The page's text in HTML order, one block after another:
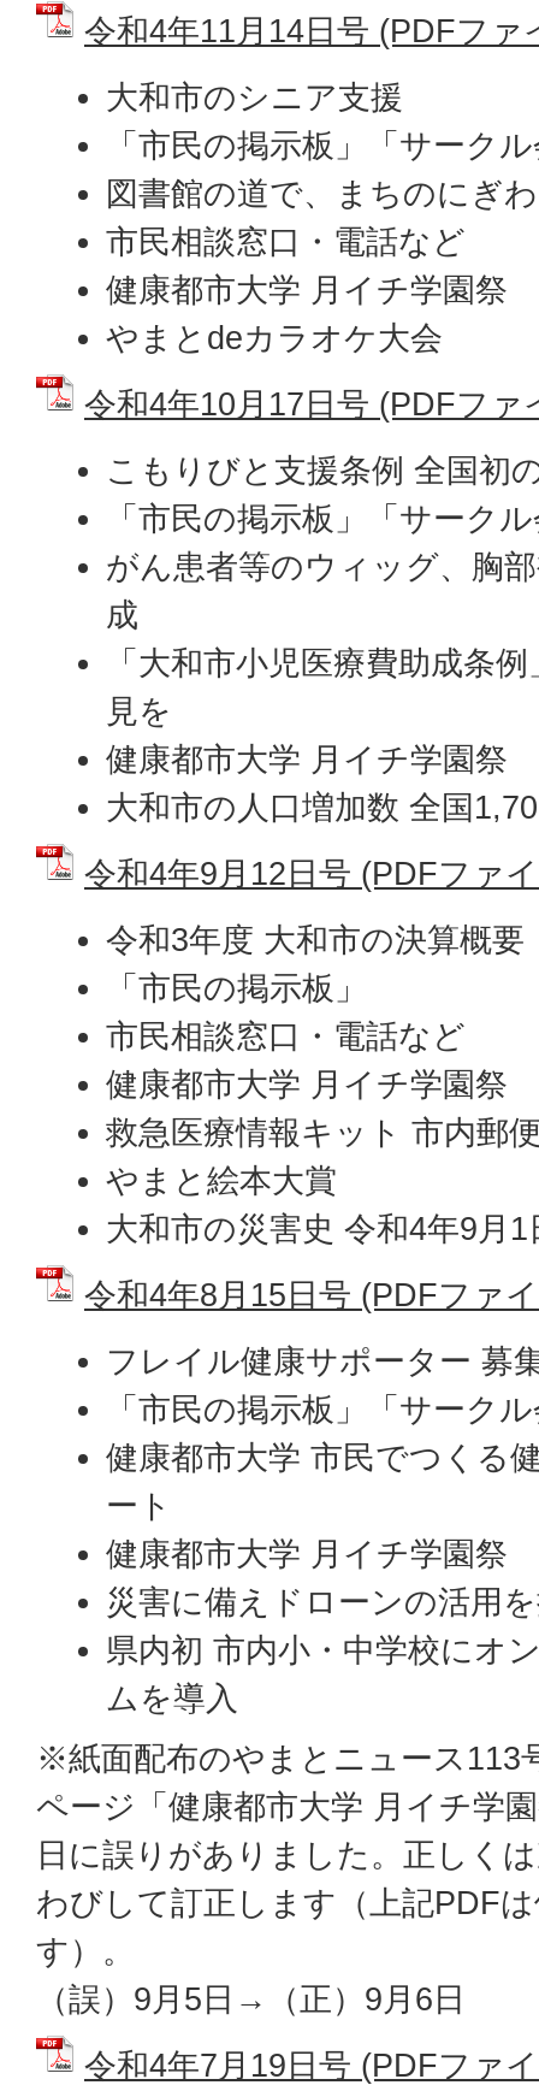
令和4年11月14日号 (PDFファ
大和市のシニア支援
「市民の掲示板」「サーク
図書館の道で、まちのにぎ
市民相談窓口・電話など
健康都市大学 月イチ学園祭
やまとdeカラオケ大会
令和4年10月17日号 (PDFファ
こもりびと支援条例 全国初
「市民の掲示板」「サーク
がん患者等のウィッグ、胸
成
「大和市小児医療費助成条
見を
健康都市大学 月イチ学園祭
大和市の人口増加数 全国
令和4年9月12日号 (PDFファ
令和3年度 大和市の決算概要
「市民の掲示板」
市民相談窓口・電話など
健康都市大学 月イチ学園祭
救急医療情報キット 市内郵
やまと絵本大賞
大和市の災害史 令和4年9月1
令和4年8月15日号 (PDFファ
フレイル健康サポーター 募
「市民の掲示板」「サーク
健康都市大学 市民でつくる
ート
健康都市大学 月イチ学園祭
災害に備えドローンの活用
県内初 市内小・中学校にオ
ムを導入
※紙面配布のやまとニュース113
ページ「健康都市大学 月イチ学
日に誤りがありました。正しく
わびして訂正します（上記PDF
す）。
（誤）9月5日→（正）9月6日
令和4年7月19日号 (PDFファ